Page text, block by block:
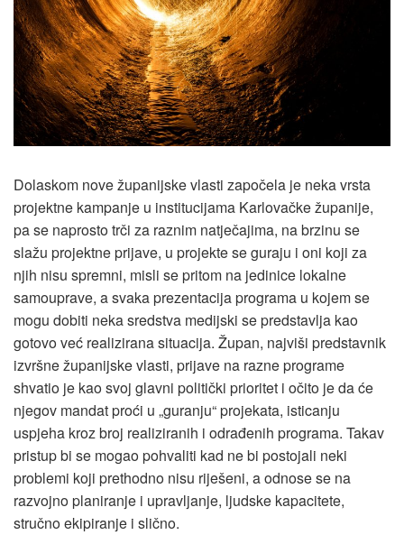
Dolaskom nove županijske vlasti započela je neka vrsta
projektne kampanje u institucijama Karlovačke županije,
pa se naprosto trči za raznim natječajima, na brzinu se
slažu projektne prijave, u projekte se guraju i oni koji za
njih nisu spremni, misli se pritom na jedinice lokalne
samouprave, a svaka prezentacija programa u kojem se
mogu dobiti neka sredstva medijski se predstavlja kao
gotovo već realizirana situacija. Župan, najviši predstavnik
izvršne županijske vlasti, prijave na razne programe
shvatio je kao svoj glavni politički prioritet i očito je da će
njegov mandat proći u „guranju“ projekata, isticanju
uspjeha kroz broj realiziranih i odrađenih programa. Takav
pristup bi se mogao pohvaliti kad ne bi postojali neki
problemi koji prethodno nisu riješeni, a odnose se na
razvojno planiranje i upravljanje, ljudske kapacitete,
stručno ekipiranje i slično.